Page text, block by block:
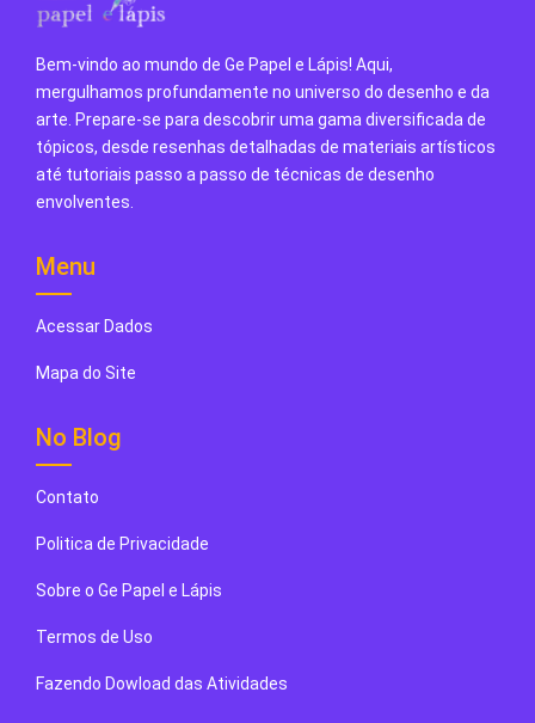
Bem-vindo ao mundo de Ge Papel e Lápis! Aqui,
mergulhamos profundamente no universo do desenho e da
arte. Prepare-se para descobrir uma gama diversificada de
tópicos, desde resenhas detalhadas de materiais artísticos
até tutoriais passo a passo de técnicas de desenho
envolventes.
Menu
Acessar Dados
Mapa do Site
No Blog
Contato
Politica de Privacidade
Sobre o Ge Papel e Lápis
Termos de Uso
Fazendo Dowload das Atividades